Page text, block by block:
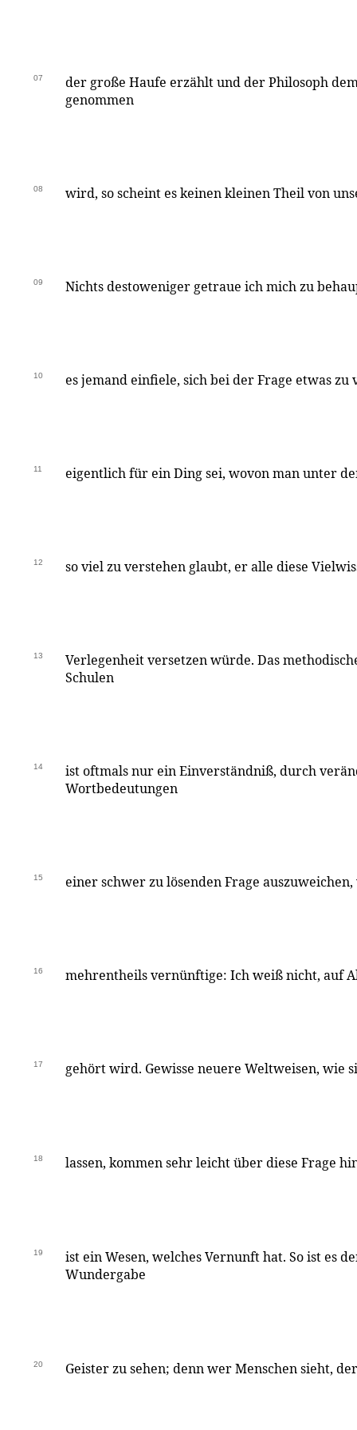
07
der große Haufe erzählt und der Philosoph
genommen
08 wird, so scheint es keinen kleinen Theil von
09 Nichts destoweniger getraue ich mich zu
10 es jemand einfiele, sich bei der Frage etwas zu
11 eigentlich für ein Ding sei, wovon man unter
12 so viel zu verstehen glaubt, er alle diese
13
Verlegenheit versetzen würde. Das
Schulen
14
ist oftmals nur ein Einverständniß, durch
Wortbedeutungen
15 einer schwer zu lösenden Frage
16 mehrentheils vernünftige: Ich weiß nicht, auf
17 gehört wird. Gewisse neuere Weltweisen, wie
18 lassen, kommen sehr leicht über diese Frage
19
ist ein Wesen, welches Vernunft hat. So ist es
Wundergabe
20 Geister zu sehen; denn wer Menschen sieht,